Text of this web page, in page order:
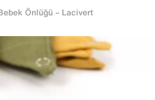
Önlüğü – Lacivert